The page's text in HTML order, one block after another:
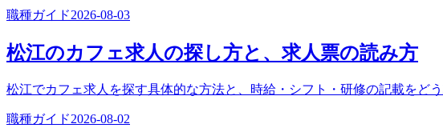
職種ガイド2026-08-03
松江のカフェ求人の探し方と、求人票の読み方
松江でカフェ求人を探す具体的な方法と、時給・シフト・研修の記載をど
職種ガイド2026-08-02